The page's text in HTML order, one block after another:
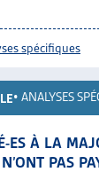
spécifiques
• ANALYSES
ES À LA
PAS